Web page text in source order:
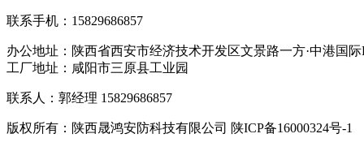
联系手机：15829686857
办公地址：陕西省西安市经济技术开发区文景路一方·中港国
工厂地址：咸阳市三原县工业园
联系人：郭经理 15829686857
版权所有：陕西晟鸿安防科技有限公司 陕ICP备16000324号-